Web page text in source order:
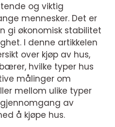
og viktig
mennesker. Det er
gi økonomisk stabilitet
I denne artikkelen
over kjøp av hus,
hvilke typer hus
målinger om
mellom ulike typer
av
å kjøpe hus.